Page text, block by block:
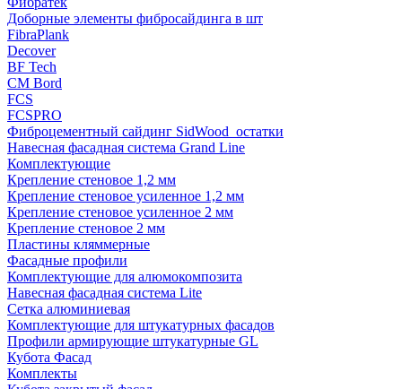
Доборные элементы фибросайдинга в шт
FibraPlank
Decover
BF Tech
CM Bord
FCS
FCSPRO
Фиброцементный сайдинг SidWood_остатки
Навесная фасадная система Grand Line
Комплектующие
Крепление стеновое 1,2 мм
Крепление стеновое усиленное 1,2 мм
Крепление стеновое усиленное 2 мм
Крепление стеновое 2 мм
Пластины кляммерные
Фасадные профили
Комплектующие для алюмокомпозита
Навесная фасадная система Lite
Сетка алюминиевая
Комплектующие для штукатурных фасадов
Профили армирующие штукатурные GL
Кубота Фасад
Комплекты